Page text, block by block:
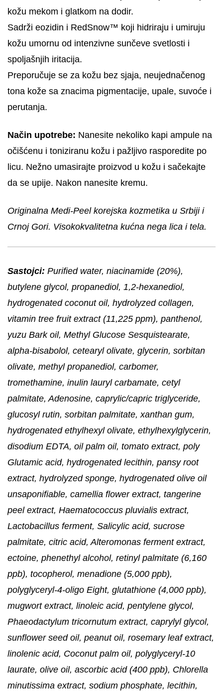
kožu mekom i glatkom na dodir.
Sadrži eozidin i RedSnow™ koji hidriraju i umiruju
kožu umornu od intenzivne sunčeve svetlosti i
spoljašnjih iritacija.
Preporučuje se za kožu bez sjaja, neujednačenog
tona kože sa znacima pigmentacije, upale, suvoće i
perutanja.
Način upotrebe: Nanesite nekoliko kapi ampule na
očišćenu i toniziranu kožu i pažljivo rasporedite po
licu. Nežno umasirajte proizvod u kožu i sačekajte
da se upije. Nakon nanesite kremu.
Originalna Medi-Peel korejska kozmetika u Srbiji i
Crnoj Gori. Visokokvalitetna kućna nega lica i tela.
Sastojci: Purified water, niacinamide (20%),
butylene glycol, propanediol, 1,2-hexanediol,
hydrogenated coconut oil, hydrolyzed collagen,
vitamin tree fruit extract (11,225 ppm), panthenol,
yuzu Bark oil, Methyl Glucose Sesquistearate,
alpha-bisabolol, cetearyl olivate, glycerin, sorbitan
olivate, methyl propanediol, carbomer,
tromethamine, inulin lauryl carbamate, cetyl
palmitate, Adenosine, caprylic/capric triglyceride,
glucosyl rutin, sorbitan palmitate, xanthan gum,
hydrogenated ethylhexyl olivate, ethylhexylglycerin,
disodium EDTA, oil palm oil, tomato extract, poly
Glutamic acid, hydrogenated lecithin, pansy root
extract, hydrolyzed sponge, hydrogenated olive oil
unsaponifiable, camellia flower extract, tangerine
peel extract, Haematococcus pluvialis extract,
Lactobacillus ferment, Salicylic acid, sucrose
palmitate, citric acid, Alteromonas ferment extract,
ectoine, phenethyl alcohol, retinyl palmitate (6,160
ppb), tocopherol, menadione (5,000 ppb),
polyglyceryl-4-oligo Eight, glutathione (4,000 ppb),
mugwort extract, linoleic acid, pentylene glycol,
Phaeodactylum tricornutum extract, caprylyl glycol,
sunflower seed oil, peanut oil, rosemary leaf extract,
linolenic acid, Coconut palm oil, polyglyceryl-10
laurate, olive oil, ascorbic acid (400 ppb), Chlorella
minutissima extract, sodium phosphate, lecithin,